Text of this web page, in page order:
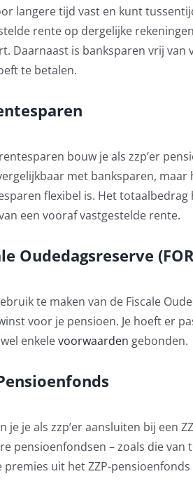
langere tijd vast en kunt
rente op dergelijke
Daarnaast is banksparen vrij
te betalen.
bouw je als zzp’er
met banksparen,
flexibel is. Het
een vooraf vastgestelde rente.
Oudedagsreserve
te maken van de Fiscale
voor je pensioen. Je hoeft er
enkelevoorwaarden gebonden.
je je als zzp’er aansluiten bij een
pensioenfondsen – zoals die
premies uit het ZZP-